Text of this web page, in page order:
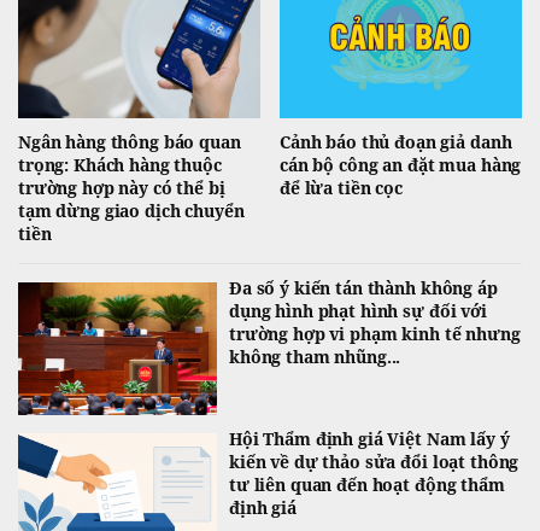
Ngân hàng thông báo quan
trọng: Khách hàng thuộc
trường hợp này có thể bị
tạm dừng giao dịch chuyển
tiền
Cảnh báo thủ đoạn giả danh
cán bộ công an đặt mua hàng
để lừa tiền cọc
Đa số ý kiến tán thành không áp
dụng hình phạt hình sự đối với
trường hợp vi phạm kinh tế nhưng
không tham nhũng...
Hội Thẩm định giá Việt Nam lấy ý
kiến về dự thảo sửa đổi loạt thông
tư liên quan đến hoạt động thẩm
định giá